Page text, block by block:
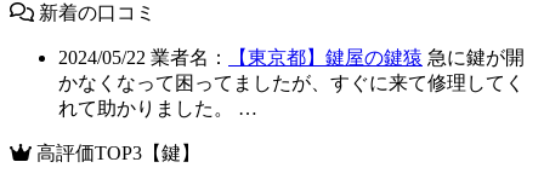
新着の口コミ
2024/05/22 業者名： 【東京都】鍵屋の鍵猿 急に鍵が開
かなくなって困ってましたが、すぐに来て修理してく
れて助かりました。 …
高評価TOP3【鍵】